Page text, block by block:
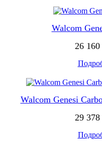
Walcom
26 160
Walcom Genesi
29 378